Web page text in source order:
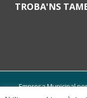
TROBA'NS
Empresa Municipal